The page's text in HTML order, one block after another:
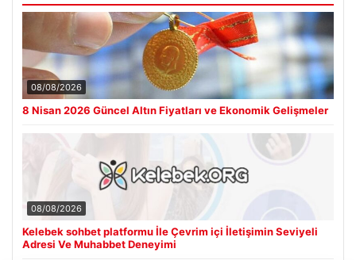
08/08/2026
8 Nisan 2026 Güncel Altın Fiyatları ve Ekonomik Gelişmeler
08/08/2026
Kelebek sohbet platformu İle Çevrim içi İletişimin Seviyeli
Adresi Ve Muhabbet Deneyimi